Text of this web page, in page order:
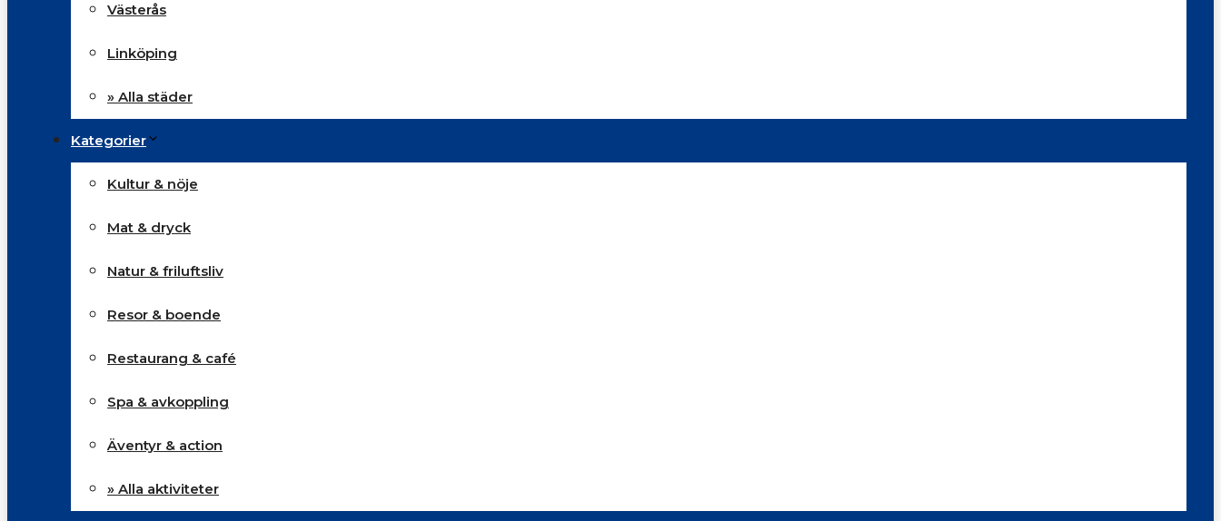
Västerås
Linköping
» Alla städer
Kategorier
Kultur & nöje
Mat & dryck
Natur & friluftsliv
Resor & boende
Restaurang & café
Spa & avkoppling
Äventyr & action
» Alla aktiviteter